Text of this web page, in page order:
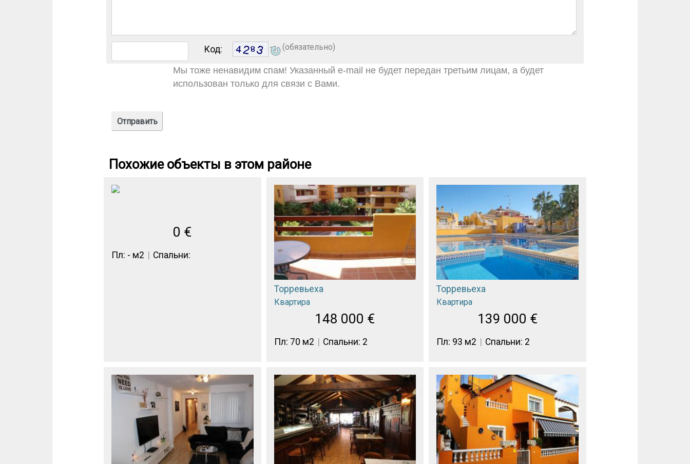
Код: (обязательно)
Мы тоже ненавидим спам! Указанный e-mail не будет передан третьим лицам, а будет
использован только для связи с Вами.
Похожие объекты в этом районе
0 €
Пл: - м2 Спальни:
Торревьеха
Квартира
148 000 €
Пл: 70 м2 Спальни: 2
Торревьеха
Квартира
139 000 €
Пл: 93 м2 Спальни: 2